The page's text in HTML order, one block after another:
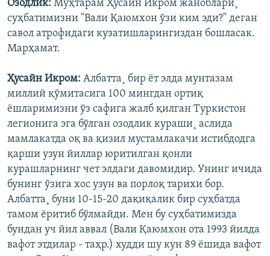
Озодлик: Муҳтарам Ҳусайн Икром жаноблари¸
суҳбатимизни "Вали Қаюмхон ўзи ким эди?" деган
савол атрофидаги кузатишларингиздан бошласак.
Марҳамат.
Ҳусайн Икром: Албатта¸ бир ëт элда мунтазам
миллий қўмитасига 100 мингдан ортиқ
ëшларимизни ўз сафига жалб қилган Туркистон
легионига эга бўлган озодлик кураши¸ аслида
мамлакатда оқ ва қизил мустамлакачи истибдодга
қарши узун йиллар юритилган қонли
курашларнинг чет элдаги давомидир. Унинг ичида
бунинг ўзига хос узун ва порлоқ тарихи бор.
Албатта¸ буни 10-15-20 дақиқалик бир суҳбатда
тамом ëритиб бўлмайди. Мен бу суҳбатимизда
бундан уч йил аввал (Вали Қаюмхон ота 1993 йилда
вафот этдилар - таҳр.) худди шу кун 89 ëшида вафот